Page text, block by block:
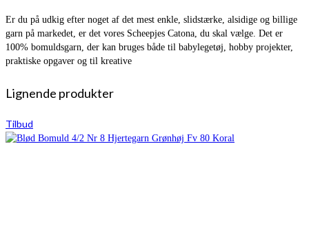
Er du på udkig efter noget af det mest enkle, slidstærke, alsidige og billige
garn på markedet, er det vores Scheepjes Catona, du skal vælge. Det er
100% bomuldsgarn, der kan bruges både til babylegetøj, hobby projekter,
praktiske opgaver og til kreative
Lignende produkter
Tilbud